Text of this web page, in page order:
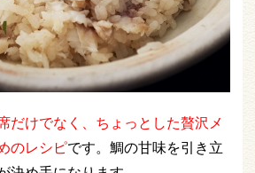
だけでなく、ちょっとした贅沢メ
のレシピです。鯛の甘味を引き立